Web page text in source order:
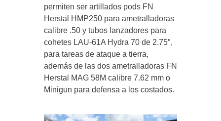
permiten ser artillados pods FN
Herstal HMP250 para ametralladoras
calibre .50 y tubos lanzadores para
cohetes LAU-61A Hydra 70 de 2.75″,
para tareas de ataque a tierra,
además de las dos ametralladoras FN
Herstal MAG 58M calibre 7.62 mm o
Minigun para defensa a los costados.